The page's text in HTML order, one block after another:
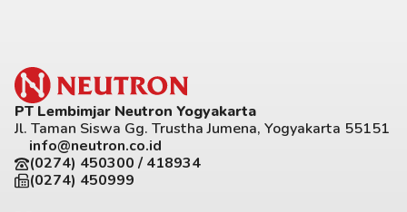
PT Lembimjar Neutron Yogyakarta
Jl. Taman Siswa Gg. Trustha Jumena, Yogyakarta 55151
info@neutron.co.id
(0274) 450300 / 418934
(0274) 450999